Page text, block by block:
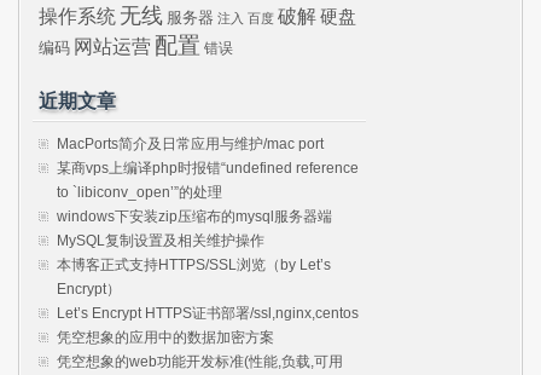
操作系统 无线 服务器 注入 百度 破解硬盘
编码 网站运营 配置 错误
近期文章
MacPorts简介及日常应用与维护/mac port
某商vps上编译php时报错“undefined reference
to `libiconv_open’”的处理
windows下安装zip压缩布的mysql服务器端
MySQL复制设置及相关维护操作
本博客正式支持HTTPS/SSL浏览（by Let’s
Encrypt）
Let’s Encrypt HTTPS证书部署/ssl,nginx,centos
凭空想象的应用中的数据加密方案
凭空想象的web功能开发标准(性能,负载,可用